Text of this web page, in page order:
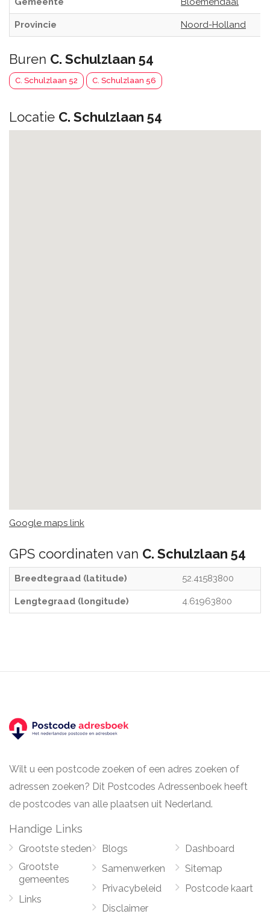
Provincie Noord-Holland
Buren C. Schulzlaan 54
C. Schulzlaan 52 C. Schulzlaan 56
Locatie C. Schulzlaan 54
Google maps link
GPS coordinaten van C. Schulzlaan 54
Breedtegraad (latitude) 52.41583800
Lengtegraad (longitude) 4.61963800
Wilt u een postcode zoeken of een adres zoeken of
adressen zoeken? Dit Postcodes Adressenboek heeft
de postcodes van alle plaatsen uit Nederland.
Handige Links
Grootste steden
Grootste
gemeentes
Links
Blogs
Samenwerken
Privacybeleid
Disclaimer
Dashboard
Sitemap
Postcode kaart